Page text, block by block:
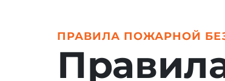
ПРАВИЛА ПОЖАРНОЙ